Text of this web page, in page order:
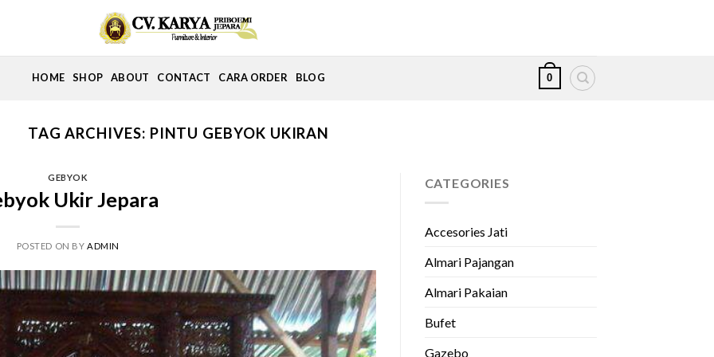
HOME SHOP ABOUT CONTACT CARA ORDER BLOG 0
TAG ARCHIVES: PINTU GEBYOK UKIRAN
GEBYOK
Ukir Jepara
POSTED ON BY ADMIN
CATEGORIES
Accesories Jati
Almari Pajangan
Almari Pakaian
Bufet
Gazebo